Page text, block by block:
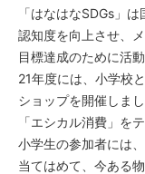
「はなはなSDGs」
認知度を向上させ、
目標達成のために活動
21年度には、小学校
ショップを開催しまし
「エシカル消費」を
小学生の参加者には
当てはめて、今ある